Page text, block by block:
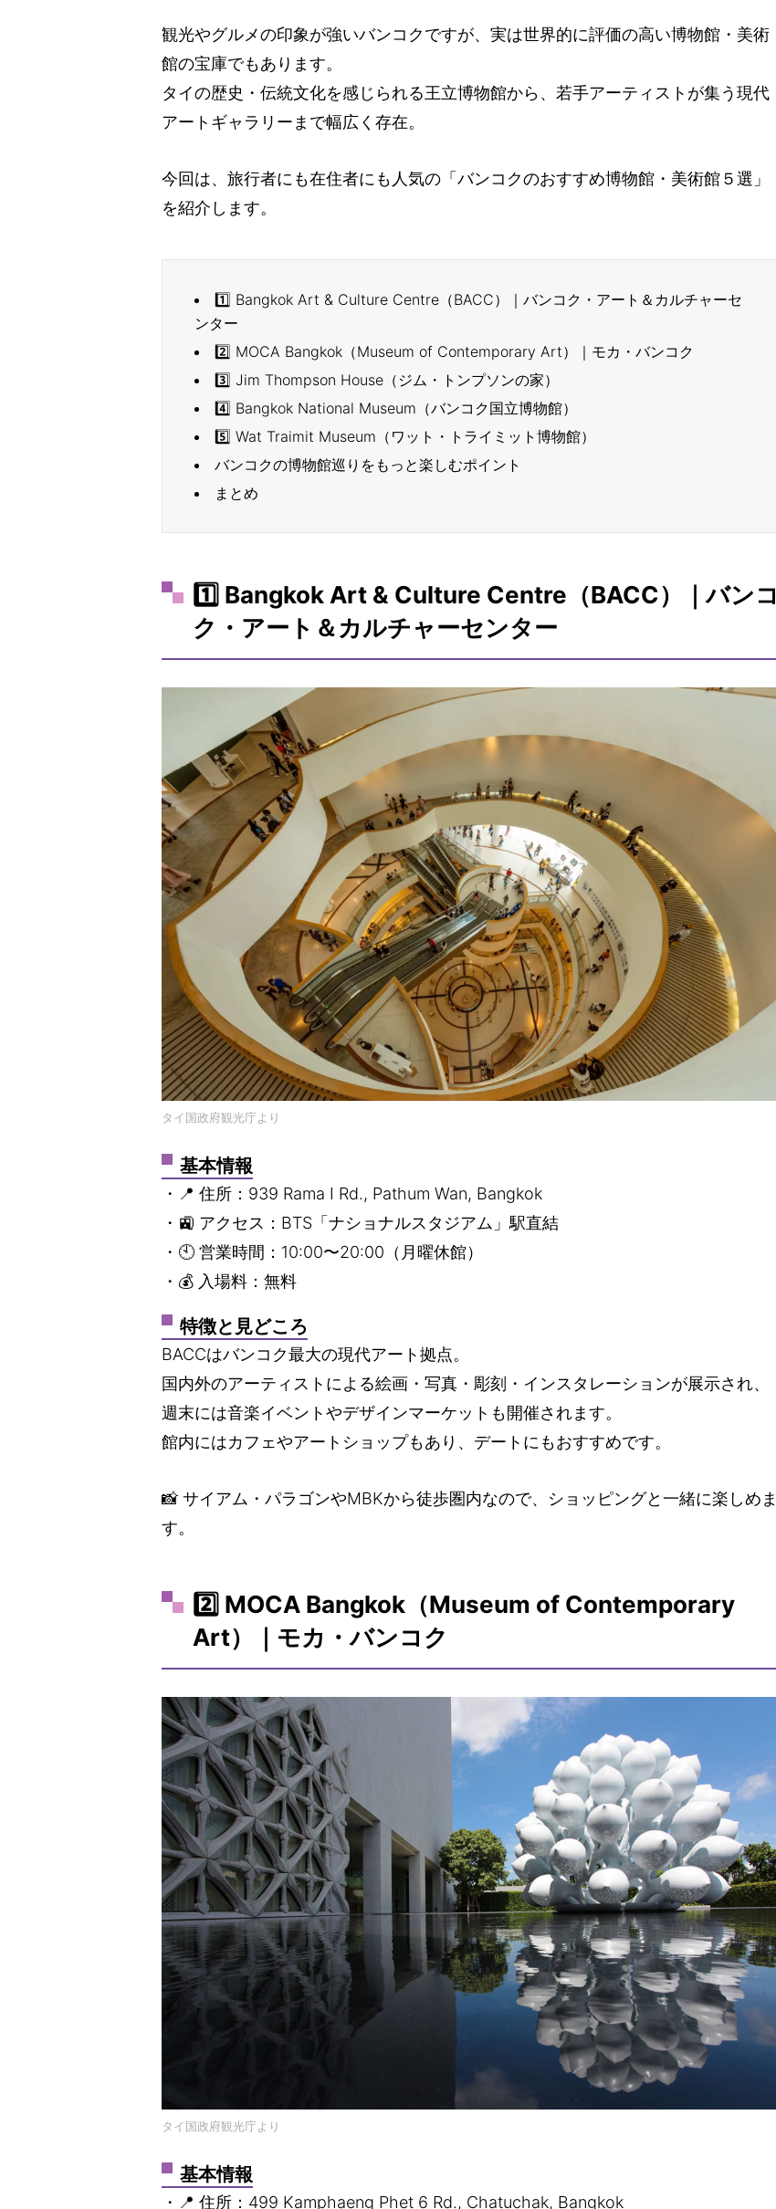
観光やグルメの印象が強いバンコクですが、実は世界的に評価の高い博物館・美術
館の宝庫でもあります。
タイの歴史・伝統文化を感じられる王立博物館から、若手アーティストが集う現代
アートギャラリーまで幅広く存在。
今回は、旅行者にも在住者にも人気の「バンコクのおすすめ博物館・美術館５選」
を紹介します。
1️⃣ Bangkok Art & Culture Centre（BACC）｜バンコク・アート＆カルチャーセ
ンター
2️⃣ MOCA Bangkok（Museum of Contemporary Art）｜モカ・バンコク
3️⃣ Jim Thompson House（ジム・トンプソンの家）
4️⃣ Bangkok National Museum（バンコク国立博物館）
5️⃣ Wat Traimit Museum（ワット・トライミット博物館）
バンコクの博物館巡りをもっと楽しむポイント
まとめ
1️⃣ Bangkok Art & Culture Centre（BACC）｜バンコ
ク・アート＆カルチャーセンター
タイ国政府観光庁より
基本情報
・📍 住所：939 Rama I Rd., Pathum Wan, Bangkok
・🚉 アクセス：BTS「ナショナルスタジアム」駅直結
・🕙 営業時間：10:00〜20:00（月曜休館）
・💰 入場料：無料
特徴と見どころ
BACCはバンコク最大の現代アート拠点。
国内外のアーティストによる絵画・写真・彫刻・インスタレーションが展示され、
週末には音楽イベントやデザインマーケットも開催されます。
館内にはカフェやアートショップもあり、デートにもおすすめです。
📸 サイアム・パラゴンやMBKから徒歩圏内なので、ショッピングと一緒に楽しめま
す。
2️⃣ MOCA Bangkok（Museum of Contemporary
Art）｜モカ・バンコク
タイ国政府観光庁より
基本情報
・📍 住所：499 Kamphaeng Phet 6 Rd., Chatuchak, Bangkok